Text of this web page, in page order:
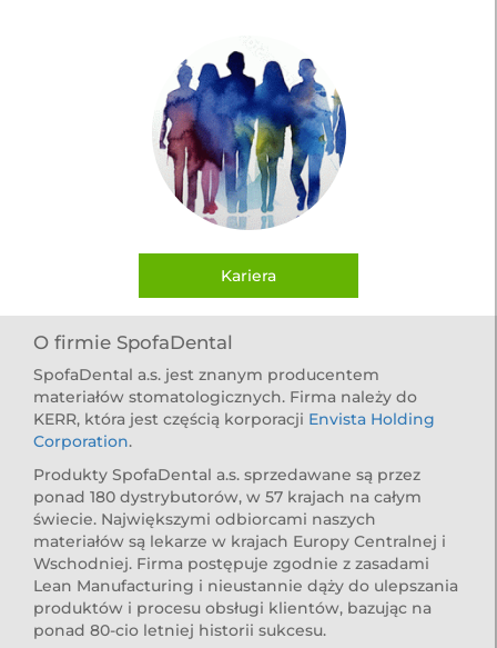
Kariera
O firmie SpofaDental
SpofaDental a.s. jest znanym producentem
materiałów stomatologicznych. Firma należy do
KERR, która jest częścią korporacji Envista Holding
Corporation.
Produkty SpofaDental a.s. sprzedawane są przez
ponad 180 dystrybutorów, w 57 krajach na całym
świecie. Największymi odbiorcami naszych
materiałów są lekarze w krajach Europy Centralnej i
Wschodniej. Firma postępuje zgodnie z zasadami
Lean Manufacturing i nieustannie dąży do ulepszania
produktów i procesu obsługi klientów, bazując na
ponad 80-cio letniej historii sukcesu.